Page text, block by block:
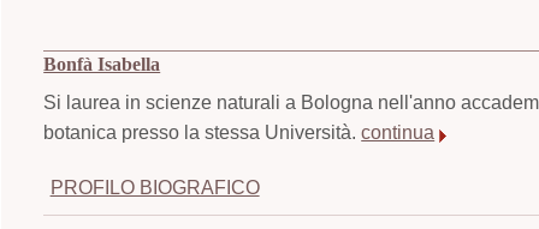
Bonfà Isabella
Si laurea in scienze naturali a Bologna nell'anno
botanica presso la stessa Università.continua
PROFILO BIOGRAFICO